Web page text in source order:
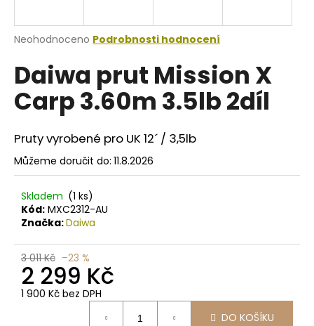
Průměrné
produktu
je
0,0
z
hvězdiček.
Neohodnoceno Podrobnosti hodnocení
Daiwa prut Mission X
Carp 3.60m 3.5lb 2díl
Pruty vyrobené pro UK 12´ / 3,5lb
Můžeme doručit do: 11.8.2026
Skladem (1 ks)
Kód: MXC2312-AU
Značka:Daiwa
3 011 Kč –23 %
2 299 Kč
1 900 Kč bez DPH
DO KOŠÍKU
j
t
?
HLEDAT
D
o
p
o
u